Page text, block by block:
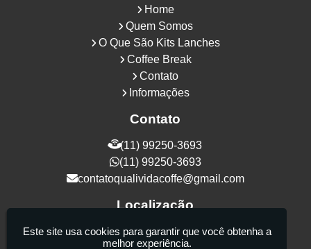
Home
Quem Somos
O Que São Kits Lanches
Coffee Break
Contato
Informações
Contato
(11) 99250-3693
(11) 99250-3693
contatoqualividacoffe@gmail.com
Localização
Rua Samurais, 27 - Vila Maria Alta - São
Este site usa cookies para garantir que você obtenha a
melhor experiência.